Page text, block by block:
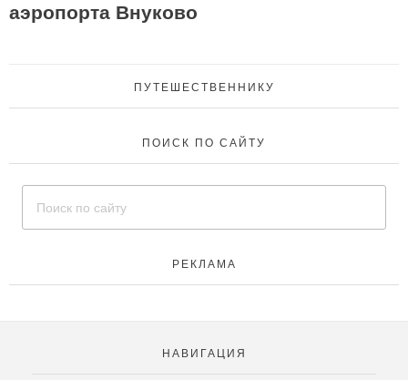
аэропорта Внуково
ПУТЕШЕСТВЕННИКУ
ПОИСК ПО САЙТУ
РЕКЛАМА
НАВИГАЦИЯ